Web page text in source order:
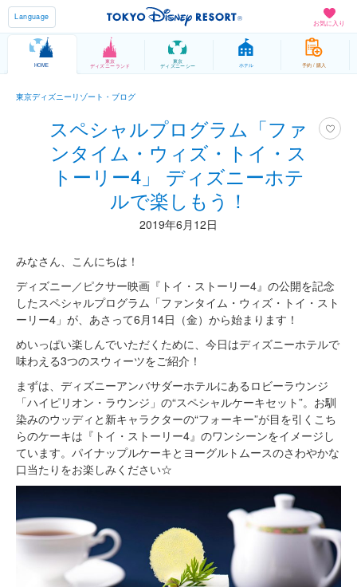
お気に入り
Language
HOME
東京
ディズニーランド
東京
ディズニーシー ホテル 予約 / 購入
東京ディズニーリゾート・ブログ
スペシャルプログラム「ファ
ンタイム・ウィズ・トイ・ス
トーリー4」 ディズニーホテ
ルで楽しもう！
2019年6月12日
みなさん、こんにちは！
ディズニー／ピクサー映画『トイ・ストーリー4』の公開を記念
したスペシャルプログラム「ファンタイム・ウィズ・トイ・スト
ーリー4」が、あさって6月14日（金）から始まります！
めいっぱい楽しんでいただくために、今日はディズニーホテルで
味わえる3つのスウィーツをご紹介！
まずは、ディズニーアンバサダーホテルにあるロビーラウンジ
「ハイピリオン・ラウンジ」の“スペシャルケーキセット”。お馴
染みのウッディと新キャラクターの“フォーキー”が目を引くこち
らのケーキは『トイ・ストーリー4』のワンシーンをイメージし
ています。パイナップルケーキとヨーグルトムースのさわやかな
口当たりをお楽しみください☆